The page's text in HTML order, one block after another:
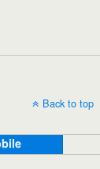
Back to top